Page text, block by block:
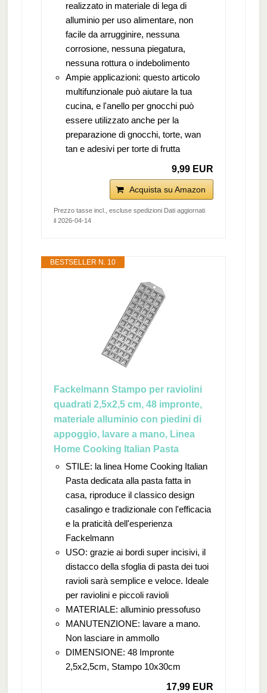
realizzato in materiale di lega di
alluminio per uso alimentare, non
facile da arrugginire, nessuna
corrosione, nessuna piegatura,
nessuna rottura o indebolimento
Ampie applicazioni: questo articolo
multifunzionale può aiutare la tua
cucina, e l'anello per gnocchi può
essere utilizzato anche per la
preparazione di gnocchi, torte, wan
tan e adesivi per torte di frutta
9,99 EUR
Acquista su Amazon
Prezzo tasse incl., escluse spedizioni Dati aggiornati
il 2026-04-14
BESTSELLER N. 10
Fackelmann Stampo per raviolini
quadrati 2,5x2,5 cm, 48 impronte,
materiale alluminio con piedini di
appoggio, lavare a mano, Linea
Home Cooking Italian Pasta
STILE: la linea Home Cooking Italian
Pasta dedicata alla pasta fatta in
casa, riproduce il classico design
casalingo e tradizionale con l'efficacia
e la praticità dell'esperienza
Fackelmann
USO: grazie ai bordi super incisivi, il
distacco della sfoglia di pasta dei tuoi
ravioli sarà semplice e veloce. Ideale
per raviolini e piccoli ravioli
MATERIALE: alluminio pressofuso
MANUTENZIONE: lavare a mano.
Non lasciare in ammollo
DIMENSIONE: 48 Impronte
2,5x2,5cm, Stampo 10x30cm
17,99 EUR